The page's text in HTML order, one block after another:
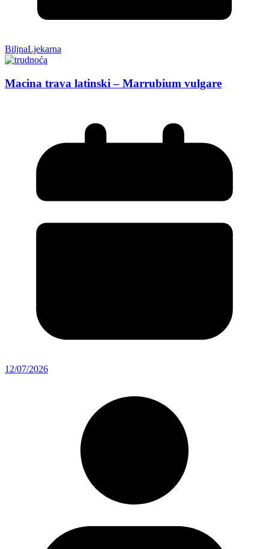
BiljnaLjekarna
Macina trava latinski – Marrubium vulgare
12/07/2026